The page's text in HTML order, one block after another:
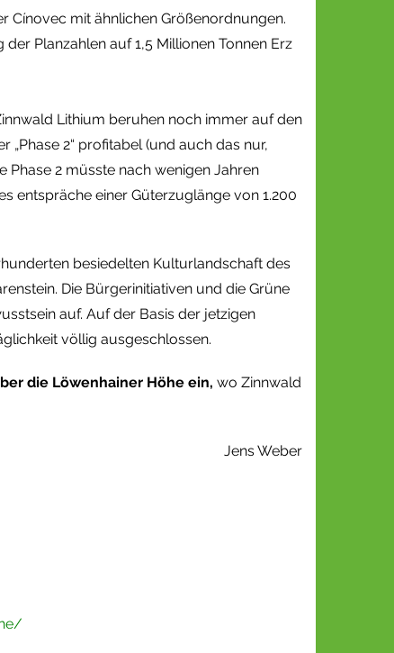
Cínovec mit ähnlichen Größenordnungen.
Planzahlen auf 1,5 Millionen Tonnen Erz
Lithium beruhen noch immer auf den
2“ profitabel (und auch das nur,
Phase 2 müsste nach wenigen Jahren
entspräche einer Güterzuglänge von 1.200
besiedelten Kulturlandschaft des
Die Bürgerinitiativen und die Grüne
auf. Auf der Basis der jetzigen
völlig ausgeschlossen.
die Löwenhainer Höhe ein, wo Zinnwald
Jens Weber